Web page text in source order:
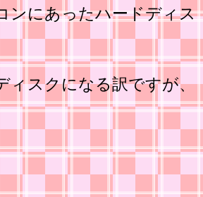
ンにあったハードディス
ィスクになる訳ですが、